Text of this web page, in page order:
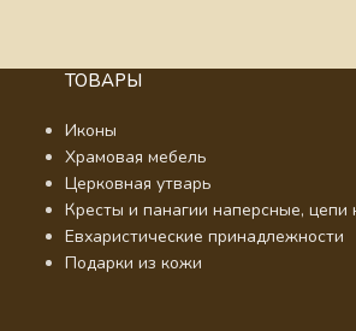
ТОВАРЫ
Иконы
Храмовая мебель
Церковная утварь
Кресты и панагии наперсные, цепи
Евхаристические принадлежности
Подарки из кожи